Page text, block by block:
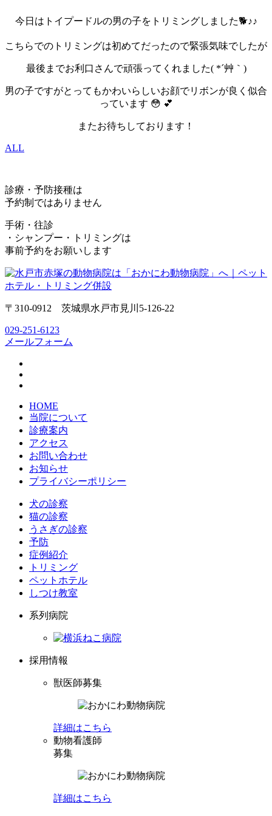
今日はトイプードルの男の子をトリミングしました🐕♪♪
こちらでのトリミングは初めてだったので緊張気味でしたが
最後までお利口さんで頑張ってくれました( *´艸｀)
男の子ですがとってもかわいらしいお顔でリボンが良く似合
っています 😳 💕
またお待ちしております！
ALL
診療・予防接種は
予約制ではありません
手術・往診
・シャンプー・トリミングは
事前予約をお願いします
〒310-0912 茨城県水戸市見川5-126-22
029-251-6123
メールフォーム
HOME
当院について
診療案内
アクセス
お問い合わせ
お知らせ
プライバシーポリシー
犬の診察
猫の診察
うさぎの診察
予防
症例紹介
トリミング
ペットホテル
しつけ教室
系列病院
採用情報
獣医師募集
詳細はこちら
動物看護師
募集
詳細はこちら